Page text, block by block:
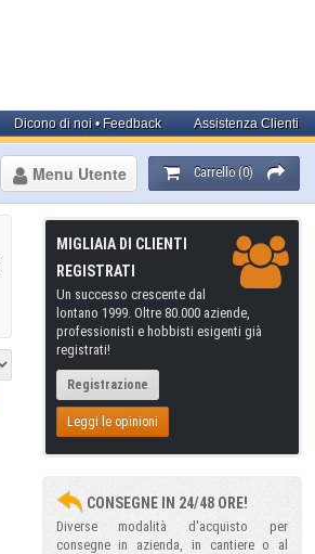
Assistenza Clienti
Dicono di noi • Feedback
Carrello (0)
Menu Utente
MIGLIAIA DI CLIENTI
REGISTRATI
Un successo crescente dal
lontano 1999. Oltre 80.000 aziende,
professionisti e hobbisti esigenti già
registrati!
Registrazione
Leggi le opinioni
CONSEGNE IN 24/48 ORE!
Diverse modalità d'acquisto per
consegne in azienda, in cantiere o al